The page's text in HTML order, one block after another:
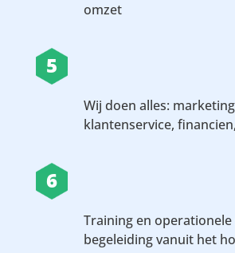
omzet
5
Wij doen alles:
klantenservice,
6
Training en
begeleiding vanuit het